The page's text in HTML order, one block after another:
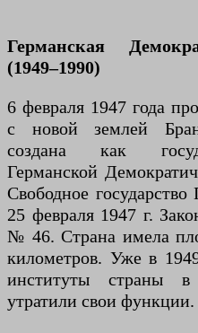
Германская
(1949–1990)
6 февраля 1947 года
с новой землей
создана как
Германской
Свободное
25 февраля 1947 г.
№ 46. Страна имела
километров. Уже в
институты страны в
утратили свои функции.